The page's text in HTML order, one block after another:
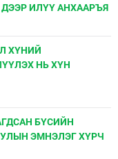
ИЛҮҮ АНХААРЪЯ
ХҮНИЙ
НЬ ХҮН
БҮСИЙН
ЭМНЭЛЭГ ХҮРЧ